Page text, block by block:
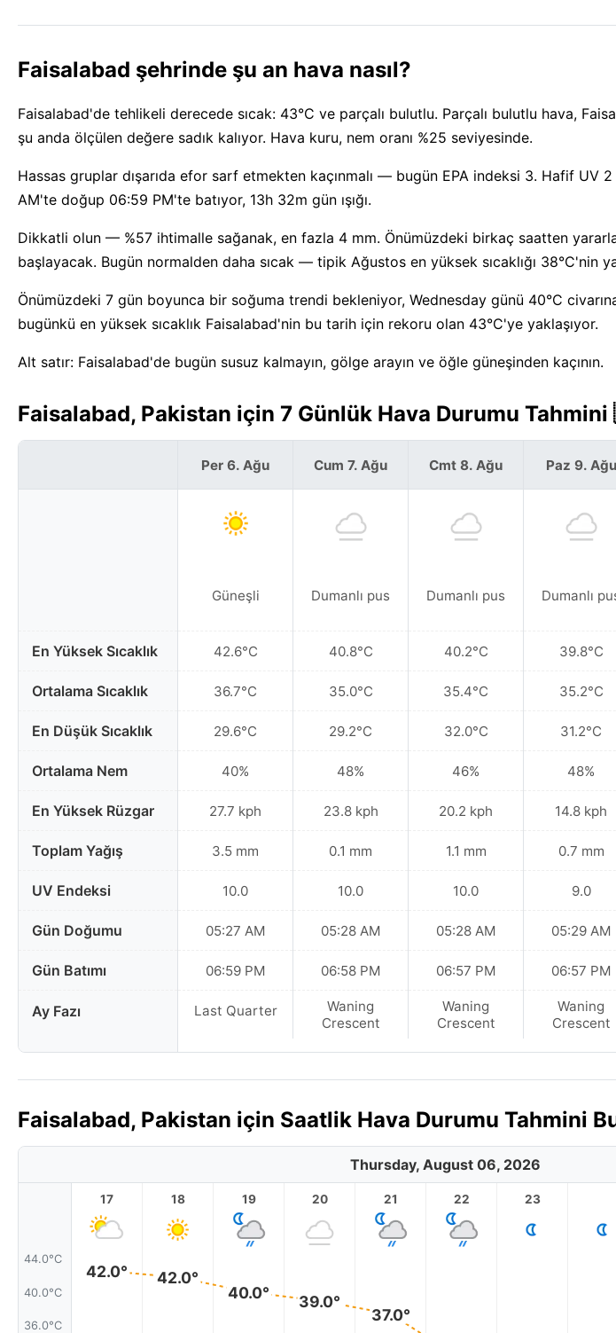
Faisalabad şehrinde şu an hava nasıl?
Faisalabad'de tehlikeli derecede sıcak: 43°C ve parçalı bulutlu. Parçalı bulutlu hava,
şu anda ölçülen değere sadık kalıyor. Hava kuru, nem oranı %25 seviyesinde.
Hassas gruplar dışarıda efor sarf etmekten kaçınmalı — bugün EPA indeksi 3. Hafif UV
AM'te doğup 06:59 PM'te batıyor, 13h 32m gün ışığı.
Dikkatli olun — %57 ihtimalle sağanak, en fazla 4 mm. Önümüzdeki birkaç saatten
başlayacak. Bugün normalden daha sıcak — tipik Ağustos en yüksek sıcaklığı 38°C'nin
Önümüzdeki 7 gün boyunca bir soğuma trendi bekleniyor, Wednesday günü 40°C
bugünkü en yüksek sıcaklık Faisalabad'nin bu tarih için rekoru olan 43°C'ye yaklaşıyor.
Alt satır: Faisalabad'de bugün susuz kalmayın, gölge arayın ve öğle güneşinden kaçının.
Faisalabad, Pakistan için 7 Günlük Hava Durumu
En Yüksek Sıcaklık
Ortalama Sıcaklık
En Düşük Sıcaklık
Ortalama Nem
En Yüksek Rüzgar
Toplam Yağış
UV Endeksi
Gün Doğumu
Gün Batımı
Ay Fazı
Per 6. Ağu
Güneşli
42.6°C
36.7°C
29.6°C
40%
27.7 kph
3.5 mm
10.0
05:27 AM
06:59 PM
Last Quarter
Cum 7. Ağu
Dumanlı pus
40.8°C
35.0°C
29.2°C
48%
23.8 kph
0.1 mm
10.0
05:28 AM
06:58 PM
Waning
Crescent
Cmt 8. Ağu
Dumanlı pus
40.2°C
35.4°C
32.0°C
46%
20.2 kph
1.1 mm
10.0
05:28 AM
06:57 PM
Waning
Crescent
Paz 9. Ağu
Dumanlı
39.8°C
35.2°C
31.2°C
48%
14.8 kph
0.7 mm
9.0
05:29 AM
06:57 PM
Waning
Crescent
Faisalabad, Pakistan için Saatlik Hava Durumu Tahmini
Thursday, August 06, 2026
44.0°C
40.0°C
36.0°C
17
42.0°
18
42.0°
19
40.0°
20
39.0°
21
37.0°
22 23